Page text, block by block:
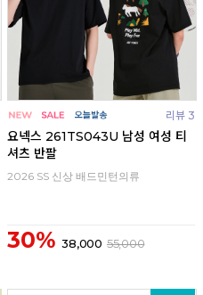
리뷰 3
요넥스 261TS043U 남성 여성 티
셔츠 반팔
2026 SS 신상 배드민턴의류
30% 38,000 55,000